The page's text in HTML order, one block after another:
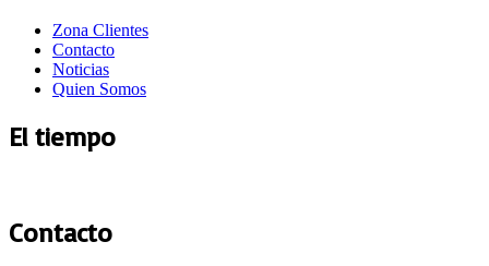
Zona Clientes
Contacto
Noticias
Quien Somos
El tiempo
Contacto